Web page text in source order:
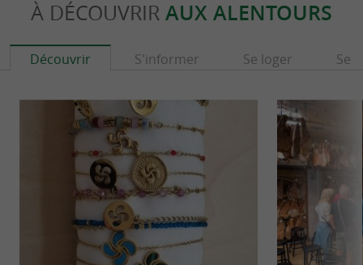
À DÉCOUVRIR AUX ALENTOURS
Découvrir S'informer Se loger Se